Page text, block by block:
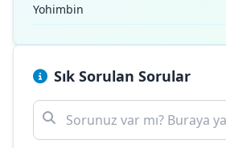
Yohimbin
Sık Sorulan Sorular